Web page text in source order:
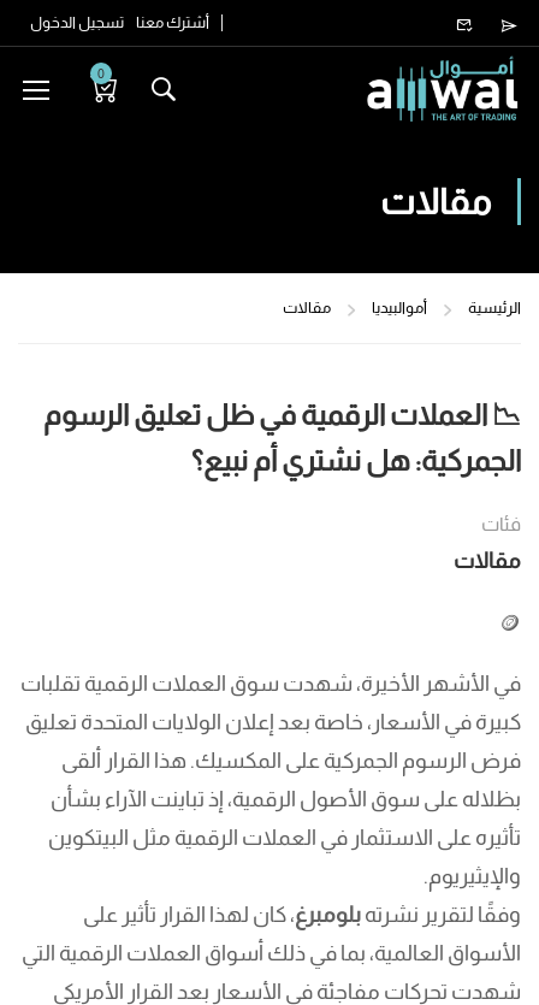
أشترك معنا تسجيل الدخول
0
مقالات
الرئيسية أموالبيديا مقالات
📉 العملات الرقمية في ظل تعليق الرسوم
الجمركية: هل نشتري أم نبيع؟
فئات
مقالات
🪙
في الأشهر الأخيرة، شهدت سوق العملات الرقمية تقلبات
كبيرة في الأسعار، خاصة بعد إعلان الولايات المتحدة تعليق
فرض الرسوم الجمركية على المكسيك. هذا القرار ألقى
بظلاله على سوق الأصول الرقمية، إذ تباينت الآراء بشأن
تأثيره على الاستثمار في العملات الرقمية مثل البيتكوين
والإيثيريوم.
وفقًا لتقرير نشرته بلومبرغ، كان لهذا القرار تأثير على
الأسواق العالمية، بما في ذلك أسواق العملات الرقمية التي
شهدت تحركات مفاجئة في الأسعار بعد القرار الأمريكي